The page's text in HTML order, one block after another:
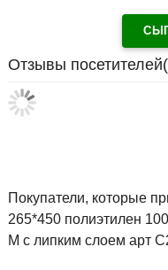
Отзывы посетителей(
Покупатели, которые
265*450 полиэтилен
М с липким слоем арт